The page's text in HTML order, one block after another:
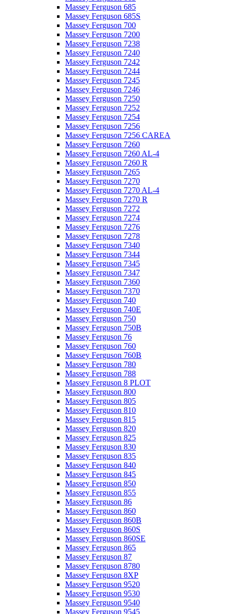
Massey Ferguson 685
Massey Ferguson 685S
Massey Ferguson 700
Massey Ferguson 7200
Massey Ferguson 7238
Massey Ferguson 7240
Massey Ferguson 7242
Massey Ferguson 7244
Massey Ferguson 7245
Massey Ferguson 7246
Massey Ferguson 7250
Massey Ferguson 7252
Massey Ferguson 7254
Massey Ferguson 7256
Massey Ferguson 7256 CAREA
Massey Ferguson 7260
Massey Ferguson 7260 AL-4
Massey Ferguson 7260 R
Massey Ferguson 7265
Massey Ferguson 7270
Massey Ferguson 7270 AL-4
Massey Ferguson 7270 R
Massey Ferguson 7272
Massey Ferguson 7274
Massey Ferguson 7276
Massey Ferguson 7278
Massey Ferguson 7340
Massey Ferguson 7344
Massey Ferguson 7345
Massey Ferguson 7347
Massey Ferguson 7360
Massey Ferguson 7370
Massey Ferguson 740
Massey Ferguson 740E
Massey Ferguson 750
Massey Ferguson 750B
Massey Ferguson 76
Massey Ferguson 760
Massey Ferguson 760B
Massey Ferguson 780
Massey Ferguson 788
Massey Ferguson 8 PLOT
Massey Ferguson 800
Massey Ferguson 805
Massey Ferguson 810
Massey Ferguson 815
Massey Ferguson 820
Massey Ferguson 825
Massey Ferguson 830
Massey Ferguson 835
Massey Ferguson 840
Massey Ferguson 845
Massey Ferguson 850
Massey Ferguson 855
Massey Ferguson 86
Massey Ferguson 860
Massey Ferguson 860B
Massey Ferguson 860S
Massey Ferguson 860SE
Massey Ferguson 865
Massey Ferguson 87
Massey Ferguson 8780
Massey Ferguson 8XP
Massey Ferguson 9520
Massey Ferguson 9530
Massey Ferguson 9540
Massey Ferguson 9545